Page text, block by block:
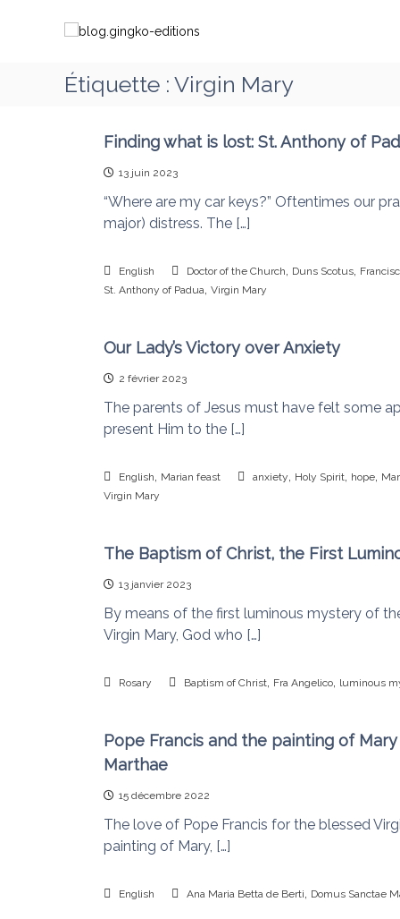
g
.
i
k
o
e
d
t
i
n
s
m
i
o
a
v
c
M
i
q
u
é
i
e
s
œ
s
Étiquette : Virgin Mary
Finding what is lost: St. Anthony of
13 juin 2023
“Where are my car keys?” Oftentimes our
major) distress. The […]
English Doctor of the Church Duns Scotus,
St. Anthony of Padua Virgin Mary
Our Lady’s Victory over Anxiety
2 février 2023
The parents of Jesus must have felt some
present Him to the […]
English Marian feast anxiety Holy Spirit, hope,
Virgin Mary
The Baptism of Christ, the First
13 janvier 2023
By means of the first luminous mystery of
Virgin Mary, God who […]
Rosary Baptism of Christ, Fra Angelico, luminous
Pope Francis and the painting of
Marthae
15 décembre 2022
The love of Pope Francis for the blessed
painting of Mary, […]
English Ana Maria Betta de Berti Domus Sanctae